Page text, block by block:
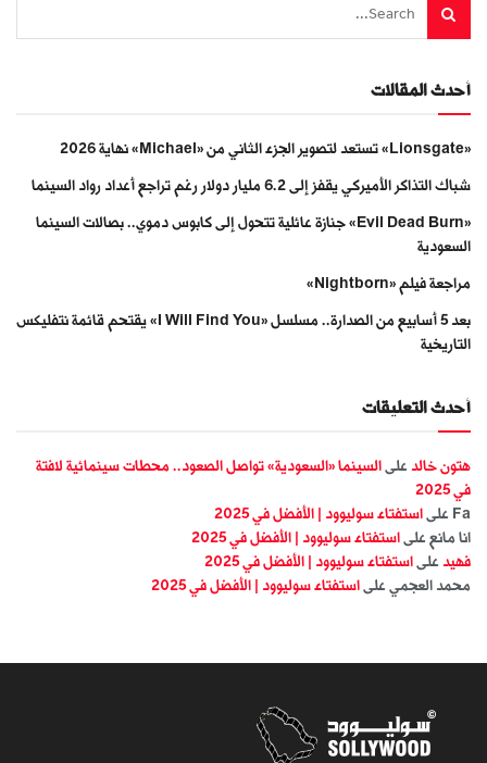
أحدث المقالات
«Lionsgate» تستعد لتصوير الجزء الثاني من «Michael» نهاية 2026
شباك التذاكر الأميركي يقفز إلى 6.2 مليار دولار رغم تراجع أعداد رواد السينما
«Evil Dead Burn» جنازة عائلية تتحول إلى كابوس دموي.. بصالات السينما
السعودية
مراجعة فيلم «Nightborn»
بعد 5 أسابيع من الصدارة.. مسلسل «I Will Find You» يقتحم قائمة نتفليكس
التاريخية
أحدث التعليقات
هتون خالد على السينما «السعودية» تواصل الصعود.. محطات سينمائية لافتة
في 2025
Fa على استفتاء سوليوود | الأفضل في 2025
انا مانع على استفتاء سوليوود | الأفضل في 2025
فهيد على استفتاء سوليوود | الأفضل في 2025
محمد العجمي على استفتاء سوليوود | الأفضل في 2025